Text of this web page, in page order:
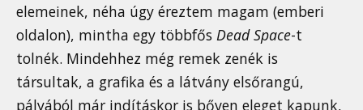
elemeinek, néha úgy éreztem magam (emberi
oldalon), mintha egy többfős Dead Space-t
tolnék. Mindehhez még remek zenék is
társultak, a grafika és a látvány elsőrangú,
pályából már indításkor is bőven eleget kapunk,